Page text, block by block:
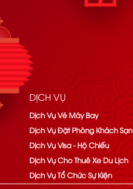
DỊCH VỤ
Dịch Vụ Vé Máy Bay
Dịch Vụ Đặt Phòng Khách Sạn
Dịch Vụ Visa - Hộ Chiếu
Dịch Vụ Cho Thuê Xe Du Lịch
Dịch Vụ Tổ Chức Sự Kiện